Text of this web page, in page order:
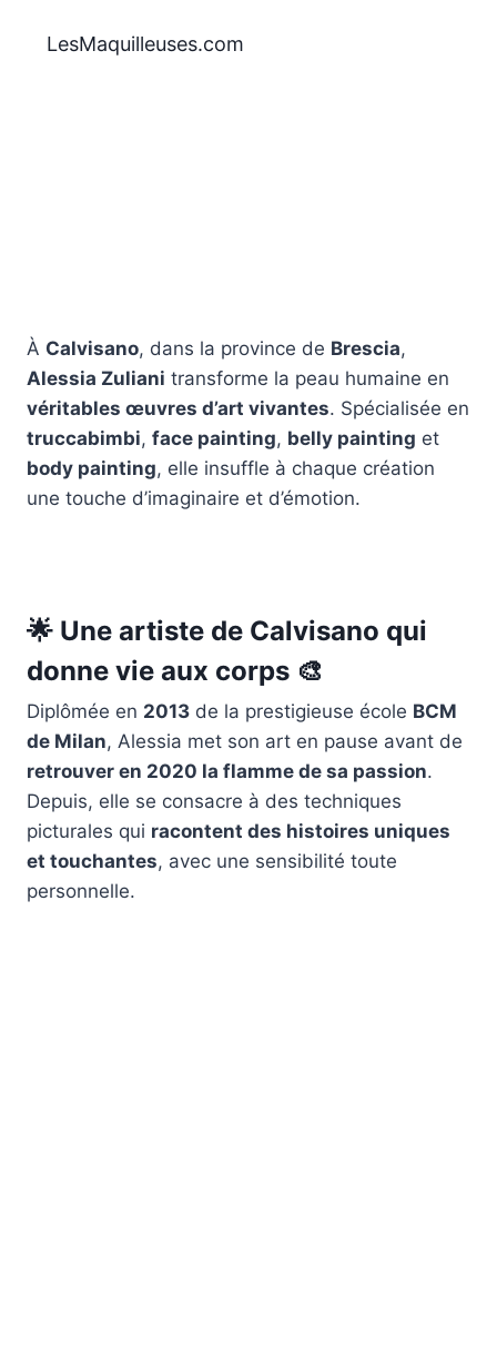
LesMaquilleuses.com
À Calvisano, dans la province de Brescia,
Alessia Zuliani transforme la peau humaine en
véritables œuvres d’art vivantes. Spécialisée en
truccabimbi, face painting, belly painting et
body painting, elle insuffle à chaque création
une touche d’imaginaire et d’émotion.
🌟 Une artiste de Calvisano qui
donne vie aux corps 🎨
Diplômée en 2013 de la prestigieuse école BCM
de Milan, Alessia met son art en pause avant de
retrouver en 2020 la flamme de sa passion.
Depuis, elle se consacre à des techniques
picturales qui racontent des histoires uniques
et touchantes, avec une sensibilité toute
personnelle.